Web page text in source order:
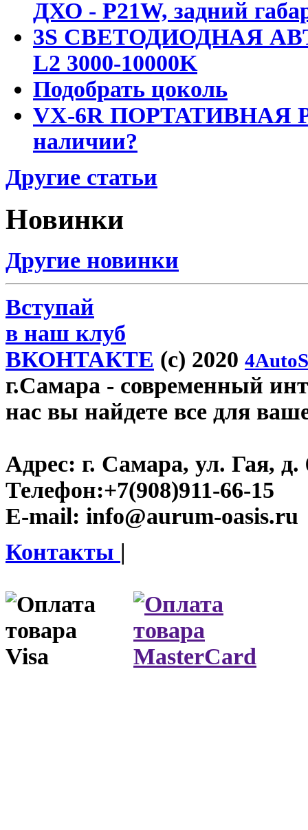
ДХО - P21W, задний
3S СВЕТОДИОДНАЯ
L2 3000-10000K
Подобрать цоколь
VX-6R ПОРТАТИВНАЯ
наличии?
Другие статьи
Новинки
Другие новинки
Вступай
в наш клуб
ВКОНТАКТЕ (c) 2020
г.Самара - современный
нас вы найдете все для
Адрес: г. Самара, ул. Гая, д.
Телефон:+7(908)911-66-15
E-mail: info@aurum-oasis.ru
Контакты |